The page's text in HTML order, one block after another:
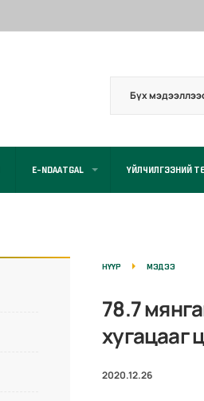
E-NDAATGAL ҮЙЛЧИЛГЭЭНИЙ
НҮҮР МЭДЭЭ
78.7
хугацааг
2020.12.26